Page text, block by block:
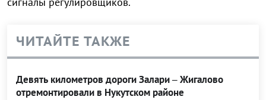
ЧИТАЙТЕ ТАКЖЕ
Девять километров дороги Залари – Жигалово
отремонтировали в Нукутском районе